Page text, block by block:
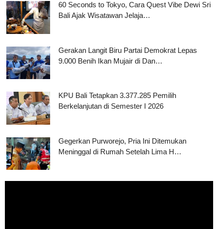
60 Seconds to Tokyo, Cara Quest Vibe Dewi Sri
Bali Ajak Wisatawan Jelaja…
Gerakan Langit Biru Partai Demokrat Lepas
9.000 Benih Ikan Mujair di Dan…
KPU Bali Tetapkan 3.377.285 Pemilih
Berkelanjutan di Semester I 2026
Gegerkan Purworejo, Pria Ini Ditemukan
Meninggal di Rumah Setelah Lima H…